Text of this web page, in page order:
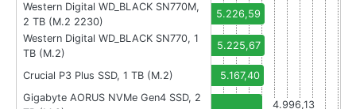
Western Digital WD_BLACK SN770M,
2 TB (M.2 2230)
5.226,59
Western Digital WD_BLACK SN770, 1
TB (M.2)
5.225,67
Crucial P3 Plus SSD, 1 TB (M.2)
5.167,40
Gigabyte AORUS NVMe Gen4 SSD, 2
4.996,13